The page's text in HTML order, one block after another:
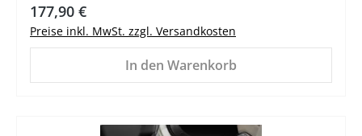
Regulärer Preis:
177,90 €
Preise inkl. MwSt. zzgl. Versandkosten
In den Warenkorb